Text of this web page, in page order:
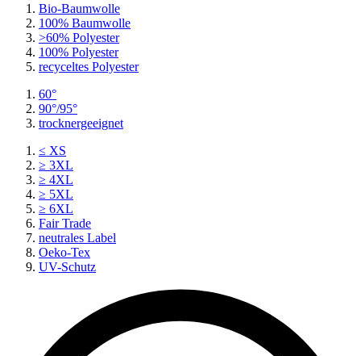
Bio-Baumwolle
100% Baumwolle
>60% Polyester
100% Polyester
recyceltes Polyester
60°
90°/95°
trocknergeeignet
≤ XS
≥ 3XL
≥ 4XL
≥ 5XL
≥ 6XL
Fair Trade
neutrales Label
Oeko-Tex
UV-Schutz